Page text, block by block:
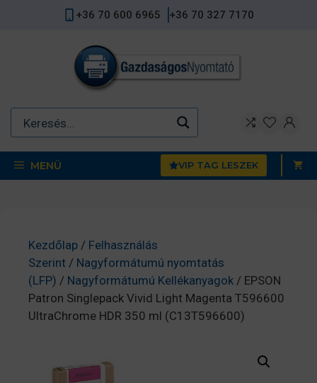
+36 70 600 6965 +36 70 327 7170
MENÜ VIP TAG LESZEK
Kezdőlap / Felhasználás
Szerint / Nagyformátumú nyomtatás
(LFP) / Nagyformátumú Kellékanyagok / EPSON
Patron Singlepack Vivid Light Magenta T596600
UltraChrome HDR 350 ml (C13T596600)